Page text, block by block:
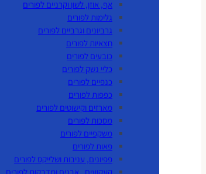
אף, אוזן, לשון וקרניים לפורים
גלימות לפורים
גרביונים וגרביים לפורים
חצאיות לפורים
כובעים לפורים
כליי נשק לפורים
כנפיים לפורים
כפפות לפורים
מארזים וקישוטים לפורים
מסכות לפורים
משקפיים לפורים
פאות לפורים
פפיונים, עניבות ושלייקס לפורים